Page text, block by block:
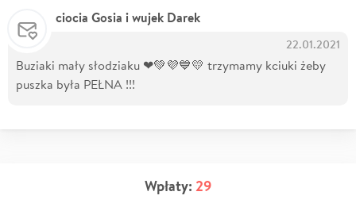
ciocia Gosia i wujek Darek
22.01.2021
Buziaki mały słodziaku ❤💚💜💙💛 trzymamy kciuki żeby
puszka była PEŁNA !!!
Wpłaty: 29